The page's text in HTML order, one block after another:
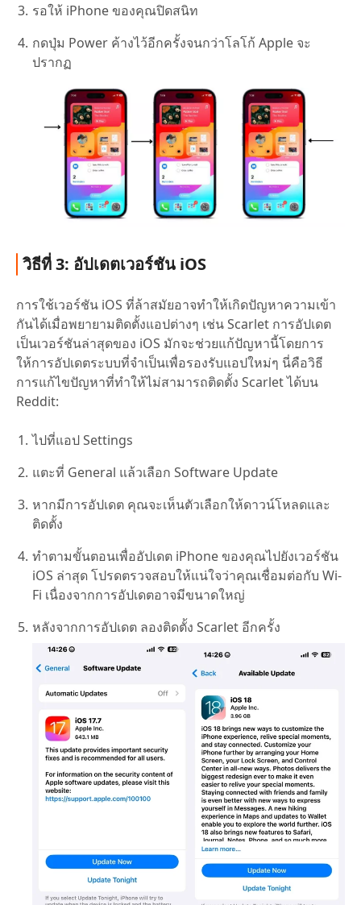
รอให้ iPhone ของคุณปิดสนิท
กดปุ่ม Power ค้างไว้อีกครั้งจนกว่าโลโก้ Apple จะ
ปรากฏ
วิธีที่ 3: อัปเดตเวอร์ชัน iOS
การใช้เวอร์ชัน iOS ที่ล้าสมัยอาจทำให้เกิดปัญหาความเข้า
กันได้เมื่อพยายามติดตั้งแอปต่างๆ เช่น Scarlet การอัปเดต
เป็นเวอร์ชันล่าสุดของ iOS มักจะช่วยแก้ปัญหานี้โดยการ
ให้การอัปเดตระบบที่จำเป็นเพื่อรองรับแอปใหม่ๆ นี่คือวิธี
การแก้ไขปัญหาที่ทำให้ไม่สามารถติดตั้ง Scarlet ได้บน
Reddit:
ไปที่แอป Settings
แตะที่ General แล้วเลือก Software Update
หากมีการอัปเดต คุณจะเห็นตัวเลือกให้ดาวน์โหลดและ
ติดตั้ง
ทำตามขั้นตอนเพื่ออัปเดต iPhone ของคุณไปยังเวอร์ชัน
iOS ล่าสุด โปรดตรวจสอบให้แน่ใจว่าคุณเชื่อมต่อกับ Wi-
Fi เนื่องจากการอัปเดตอาจมีขนาดใหญ่
หลังจากการอัปเดต ลองติดตั้ง Scarlet อีกครั้ง